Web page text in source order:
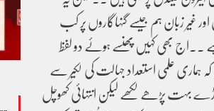
غیر زبان ہم جیسے گنہاگاروں پر کب
بھی کہیں پھنسے ہوئے دو لفظ
ہماری علمی استعداد جہالت کی لکیر سے
بہت پڑھے لکھے لیکن انتہائی کھوچل